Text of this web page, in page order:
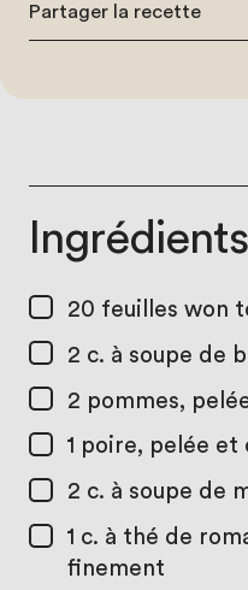
Partager la recette
Ingrédients
20 feuilles won
2 c. à soupe de
2 pommes,
1 poire, pelée et
2 c. à soupe de
1 c. à thé de
finement